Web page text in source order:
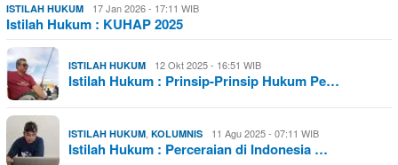
ISTILAH HUKUM 17 Jan 2026 - 17:11 WIB
Istilah Hukum : KUHAP 2025
ISTILAH HUKUM 12 Okt 2025 - 16:51 WIB
Istilah Hukum : Prinsip-Prinsip Hukum Pe…
ISTILAH HUKUM, KOLUMNIS 11 Agu 2025 - 07:11 WIB
Istilah Hukum : Perceraian di Indonesia …